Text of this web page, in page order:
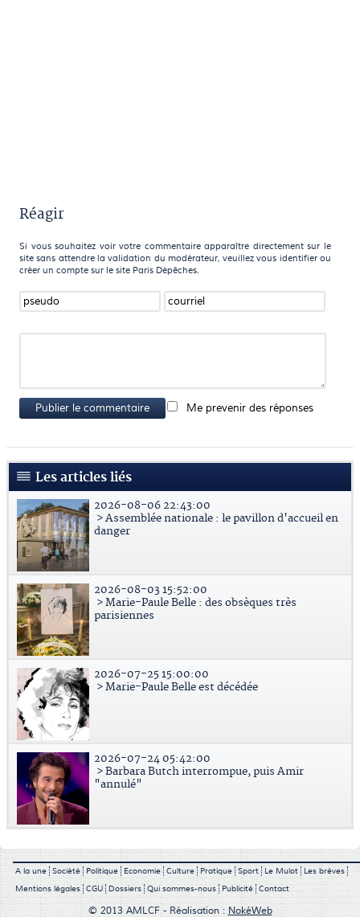
Réagir
Si vous souhaitez voir votre commentaire apparaître directement sur le
site sans attendre la validation du modérateur, veuillez vous identifier ou
créer un compte sur le site Paris Dépêches.
Publier le commentaire Me prevenir des réponses
Les articles liés
2026-08-06 22:43:00
> Assemblée nationale : le pavillon d'accueil en
danger
2026-08-03 15:52:00
> Marie-Paule Belle : des obsèques très
parisiennes
2026-07-25 15:00:00
> Marie-Paule Belle est décédée
2026-07-24 05:42:00
> Barbara Butch interrompue, puis Amir
"annulé"
A la une Société Politique Economie Culture Pratique Sport Le Mulot
Les brèves
Mentions légales CGU Dossiers Qui sommes-nous Publicité Contact
© 2013 AMLCF - Réalisation : NokéWeb